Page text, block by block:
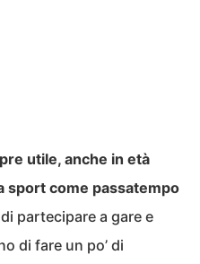
utile, anche in età
sport come passatempo
partecipare a gare e
di fare un po’ di